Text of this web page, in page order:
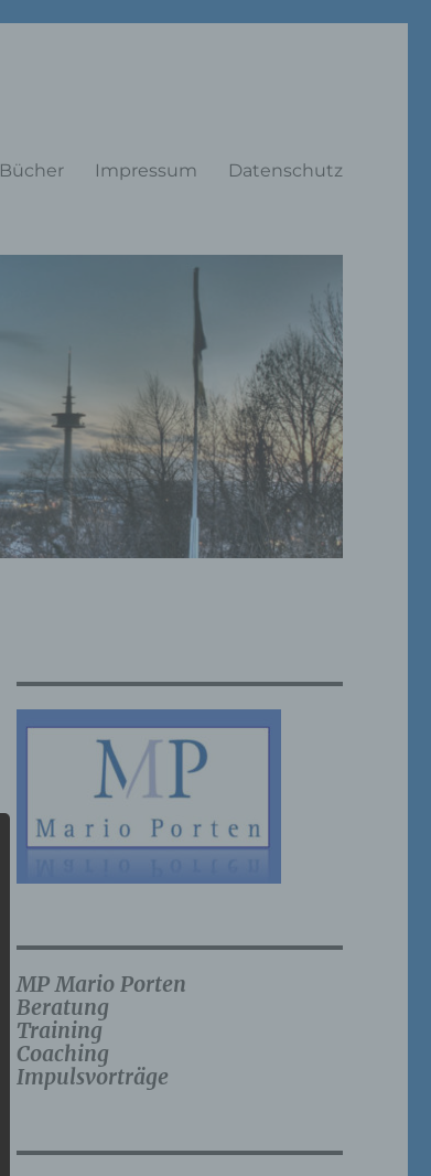
Bücher Impressum Datenschutz
MP Mario Porten
Beratung
Training
Coaching
Impulsvorträge